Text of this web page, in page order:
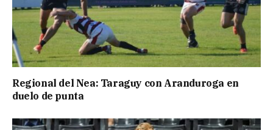
Regional del Nea: Taraguy con Aranduroga en
duelo de punta